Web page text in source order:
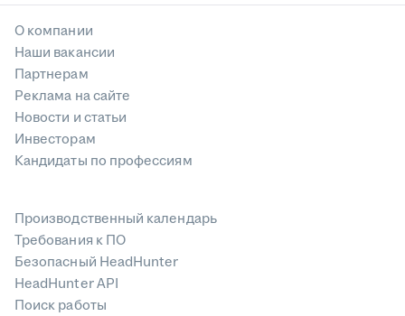
О компании
Наши вакансии
Партнерам
Реклама на сайте
Новости и статьи
Инвесторам
Кандидаты по профессиям
Производственный календарь
Требования к ПО
Безопасный HeadHunter
HeadHunter API
Поиск работы